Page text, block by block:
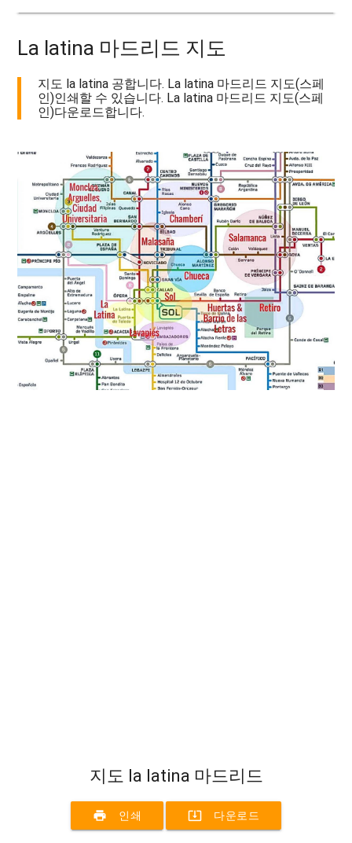
La latina 마드리드 지도
지도 la latina 공합니다. La latina 마드리드 지도(스페
인)인쇄할 수 있습니다. La latina 마드리드 지도(스페
인)다운로드합니다.
지도 la latina 마드리드
print 인쇄 system_update_alt 다운로드